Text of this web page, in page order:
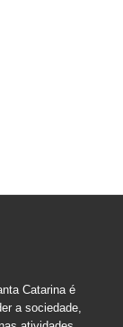
Catarina é
a sociedade,